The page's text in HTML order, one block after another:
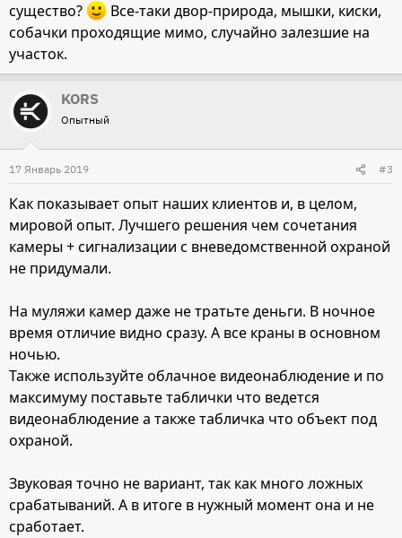
существо?
Все-таки двор-природа, мышки, киски,
собачки проходящие мимо, случайно залезшие на
участок.
KORS
Опытный
17 Январь 2019 #3
Как показывает опыт наших клиентов и, в целом,
мировой опыт. Лучшего решения чем сочетания
камеры + сигнализации с вневедомственной охраной
не придумали.
На муляжи камер даже не тратьте деньги. В ночное
время отличие видно сразу. А все краны в основном
ночью.
Также используйте облачное видеонаблюдение и по
максимуму поставьте таблички что ведется
видеонаблюдение а также табличка что объект под
охраной.
Звуковая точно не вариант, так как много ложных
срабатываний. А в итоге в нужный момент она и не
сработает.